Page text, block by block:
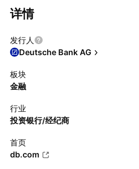
详情
发行人
Deutsche Bank AG
板块
金融
行业
投资银行/经纪商
首页
db.com